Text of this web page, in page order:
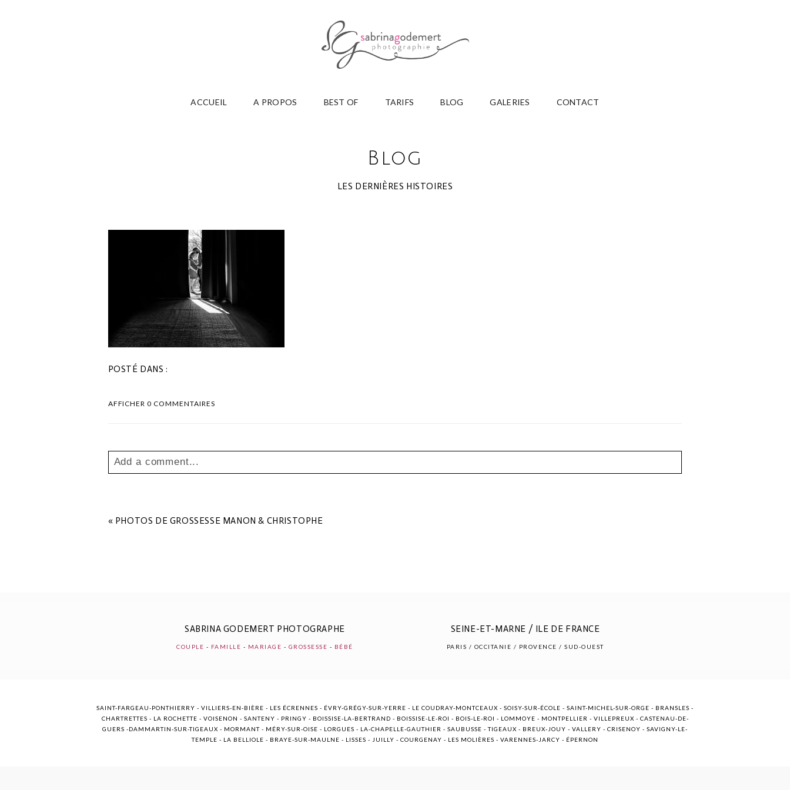
ACCUEIL A PROPOS BEST OF TARIFS BLOG GALERIES CONTACT
Blog
LES DERNIÈRES HISTOIRES
POSTÉ DANS :
AFFICHER0 COMMENTAIRES
Add a comment...
« PHOTOS DE GROSSESSE MANON & CHRISTOPHE
SABRINA GODEMERT PHOTOGRAPHE
COUPLE - FAMILLE - MARIAGE - GROSSESSE - BÉBÉ
SEINE-ET-MARNE / ILE DE FRANCE
PARIS / OCCITANIE / PROVENCE / SUD-OUEST
SAINT-FARGEAU-PONTHIERRY - VILLIERS-EN-BIÈRE - LES ÉCRENNES - ÉVRY-GRÉGY-SUR-YERRE - LE COUDRAY-MONTCEAUX - SOISY-SUR-ÉCOLE - SAINT-MICHEL-SUR-ORGE - BRANSLES -
CHARTRETTES - LA ROCHETTE - VOISENON - SANTENY - PRINGY - BOISSISE-LA-BERTRAND - BOISSISE-LE-ROI - BOIS-LE-ROI - LOMMOYE - MONTPELLIER - VILLEPREUX - CASTENAU-DE-
GUERS -DAMMARTIN-SUR-TIGEAUX - MORMANT - MÉRY-SUR-OISE - LORGUES - LA-CHAPELLE-GAUTHIER - SAUBUSSE - TIGEAUX - BREUX-JOUY - VALLERY - CRISENOY - SAVIGNY-LE-
TEMPLE - LA BELLIOLE - BRAYE-SUR-MAULNE - LISSES - JUILLY - COURGENAY - LES MOLIÈRES - VARENNES-JARCY - ÉPERNON